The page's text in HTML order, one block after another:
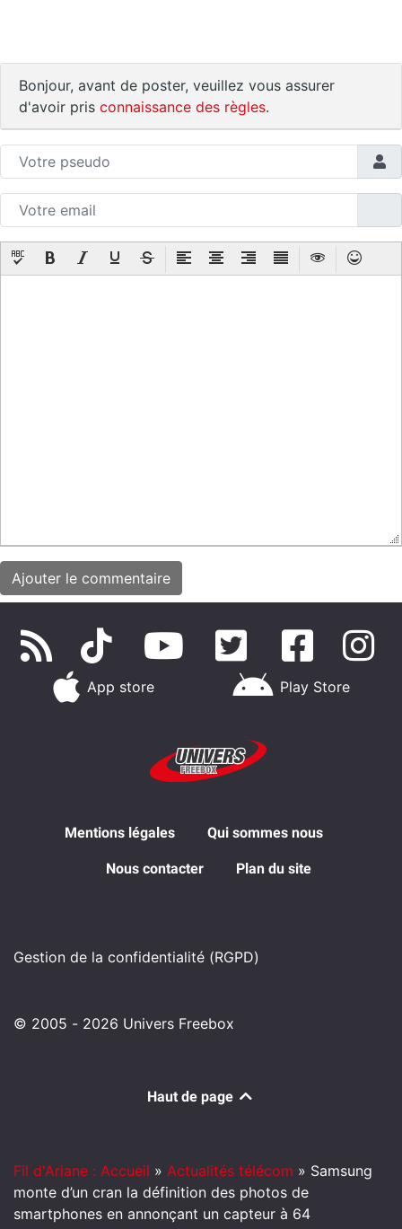
Bonjour, avant de poster, veuillez vous assurer
d'avoir pris connaissance des règles.
App store Play Store
Mentions légales Qui sommes nous
Nous contacter Plan du site
Gestion de la confidentialité (RGPD)
© 2005 - 2026 Univers Freebox
Haut de page
Fil d'Ariane : Accueil » Actualités télécom » Samsung
monte d’un cran la définition des photos de
smartphones en annonçant un capteur à 64